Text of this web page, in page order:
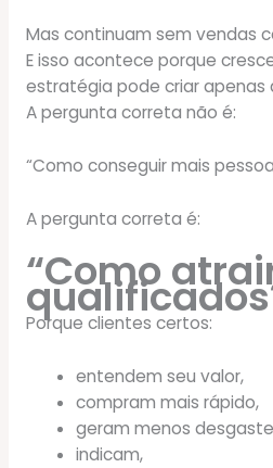
Mas continuam sem vendas
E isso acontece porque
estratégia pode criar apenas
A pergunta correta não é:
“Como conseguir mais
A pergunta correta é:
“Como
Porque clientes certos:
entendem seu valor,
compram mais rápido,
geram menos
indicam,